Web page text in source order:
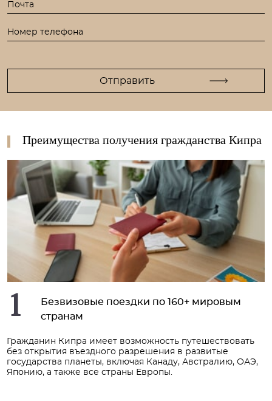
Преимущества получения гражданства Кипра
1
Безвизовые поездки по 160+ мировым
странам
Гражданин Кипра имеет возможность путешествовать
без открытия въездного разрешения в развитые
государства планеты, включая Канаду, Австралию, ОАЭ,
Японию, а также все страны Европы.